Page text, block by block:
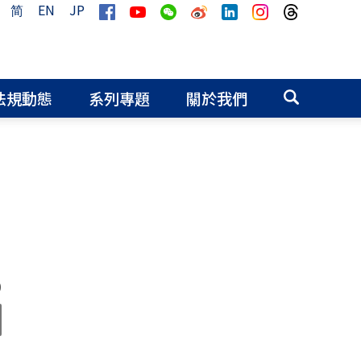
简 EN JP
規動態 系列專題 關於我們